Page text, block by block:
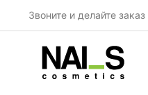
Звоните и делайте заказ